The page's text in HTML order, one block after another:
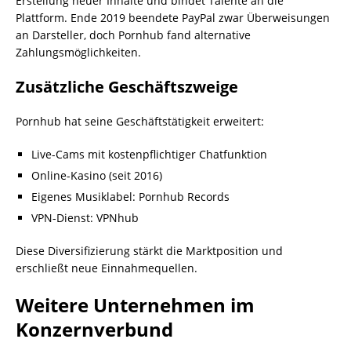
Plattform. Ende 2019 beendete PayPal zwar Überweisungen
an Darsteller, doch Pornhub fand alternative
Zahlungsmöglichkeiten.
Zusätzliche Geschäftszweige
Pornhub hat seine Geschäftstätigkeit erweitert:
Live-Cams mit kostenpflichtiger Chatfunktion
Online-Kasino (seit 2016)
Eigenes Musiklabel: Pornhub Records
VPN-Dienst: VPNhub
Diese Diversifizierung stärkt die Marktposition und
erschließt neue Einnahmequellen.
Weitere Unternehmen im
Konzernverbund